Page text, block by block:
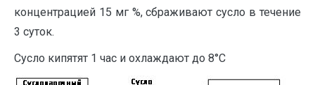
концентрацией 15 мг %, сбраживают сусло в течение
3 суток.
Сусло кипятят 1 час и охлаждают до 8°С